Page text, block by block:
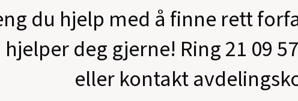
du hjelp med å finne rett
hjelper deg gjerne! Ring 21 09
eller kontakt